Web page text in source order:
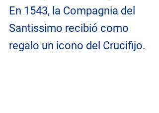
En 1543, la Compagnia del
Santissimo recibió como
regalo un icono del Crucifijo.